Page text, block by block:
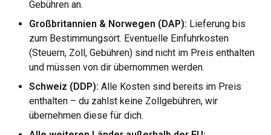
Gebühren an.
Großbritannien & Norwegen (DAP): Lieferung bis
zum Bestimmungsort. Eventuelle Einfuhrkosten
(Steuern, Zoll, Gebühren) sind nicht im Preis enthalten
und müssen von dir übernommen werden.
Schweiz (DDP): Alle Kosten sind bereits im Preis
enthalten – du zahlst keine Zollgebühren, wir
übernehmen diese für dich.